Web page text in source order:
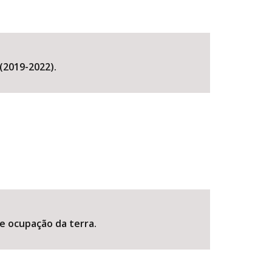
2022).
ocupação da terra.